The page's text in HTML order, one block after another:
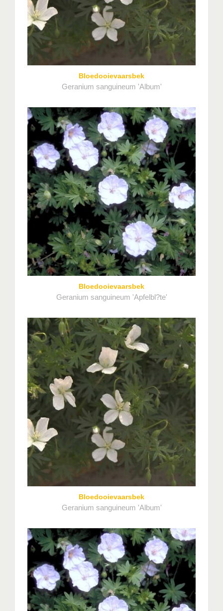
Bloedooievaarsbek
Geranium sanguineum 'Album'
Bloedooievaarsbek
Geranium sanguineum 'Apfelbl?te'
Bloedooievaarsbek
Geranium sanguineum 'Album'